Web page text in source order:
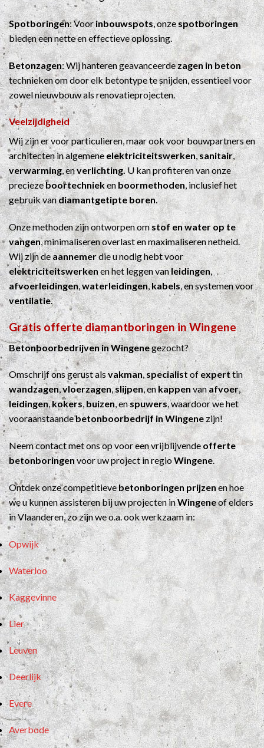
Spotboringen: Voorinbouwspots, onzespotboringen
bieden een nette en effectieve oplossing.
Betonzagen: Wij hanteren geavanceerde zagen in beton
technieken om door elk betontype te snijden, essentieel voor
zowel nieuwbouw als renovatieprojecten.
Veelzijdigheid
Wij zijn er voor particulieren, maar ook voor bouwpartners en
architecten in algemeneelektriciteitswerken,sanitair,
verwarming, enverlichting.U kan profiteren van onze
preciezeboortechniekenboormethoden, inclusief het
gebruik vandiamantgetipte boren.
Onze methoden zijn ontworpen omstof en water op te
vangen, minimaliseren overlast en maximaliseren netheid.
Wij zijn deaannemerdie u nodig hebt voor
elektriciteitswerkenen het leggen vanleidingen,
afvoerleidingen,waterleidingen,kabels, en systemen voor
ventilatie.
Gratis offerte diamantboringen in Wingene
Betonboorbedrijven in Wingenegezocht?
Omschrijf ons gerust alsvakman,specialistofexperttin
wandzagen,vloerzagen,slijpen, enkappenvanafvoer,
leidingen,kokers,buizen, enspuwers, waardoor we het
vooraanstaandebetonboorbedrijf in Wingenezijn!
Neem contact met ons op voor een vrijblijvendeofferte
betonboringenvoor uw project in regioWingene.
Ontdek onze competitievebetonboringen prijzenen hoe
we u kunnen assisteren bij uw projecten inWingeneof elders
in Vlaanderen, zo zijn we o.a. ook werkzaam in:
Opwijk
Waterloo
Kaggevinne
Lier
Leuven
Deerlijk
Evere
Averbode